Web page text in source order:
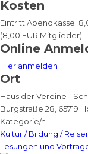
Kosten
Eintritt Abendkasse:
(8,00 EUR Mitglieder)
Online
Hier anmelden
Ort
Haus der Vereine -
Burgstraße 28, 65719
Kategorie/n
Kultur / Bildung /
Lesungen und